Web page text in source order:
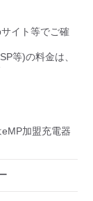
イト等でご確
等)の料金は、
加盟充電器